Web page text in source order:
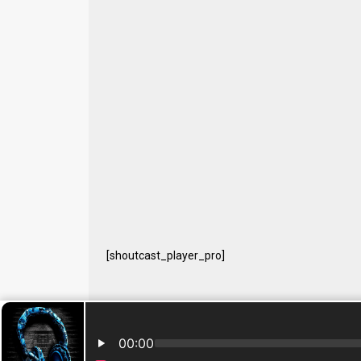
[shoutcast_player_pro]